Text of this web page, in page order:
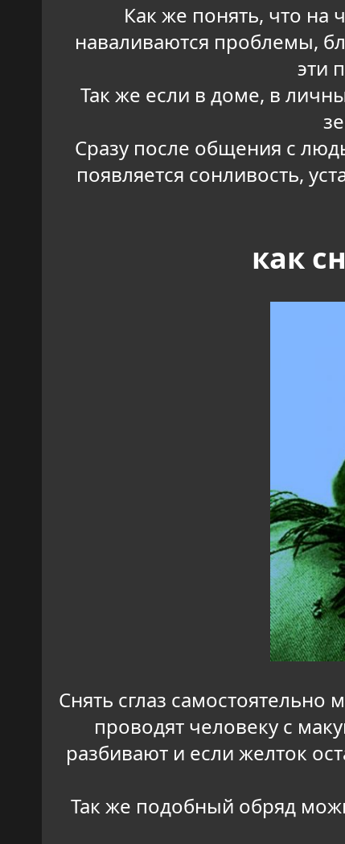
Как же понять, что на
наваливаются проблемы,
эти
Так же если в доме, в
Сразу после общения с
появляется сонливость,
как
Снять сглаз
проводят человеку с
разбивают и если желток
Так же подобный обряд